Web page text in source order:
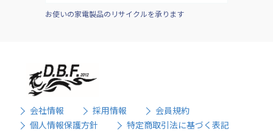
お使いの家電製品のリサイクルを承ります
会社情報 採用情報
会員規約
個人情報保護方針
特定商取引法に基づく表記